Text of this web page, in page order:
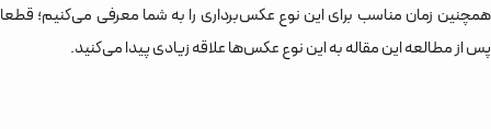
همچنین زمان مناسب برای این نوع عکس‌برداری را به شما معرفی می‌کنیم؛ قطعا
پس از مطالعه این مقاله به این نوع عکس‌ها علاقه زیادی پیدا می‌کنید.